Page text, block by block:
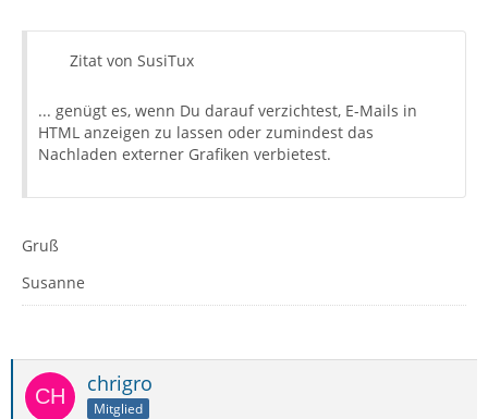
Zitat von SusiTux
... genügt es, wenn Du darauf verzichtest, E-Mails in
HTML anzeigen zu lassen oder zumindest das
Nachladen externer Grafiken verbietest.
Gruß
Susanne
chrigro
Mitglied